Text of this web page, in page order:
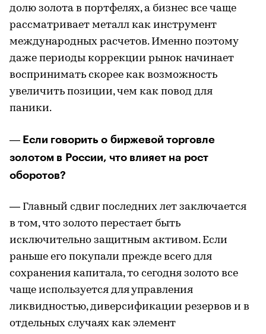
долю золота в портфелях, а бизнес все чаще
рассматривает металл как инструмент
международных расчетов. Именно поэтому
даже периоды коррекции рынок начинает
воспринимать скорее как возможность
увеличить позиции, чем как повод для
паники.
— Если говорить о биржевой торговле
золотом в России, что влияет на рост
оборотов?
— Главный сдвиг последних лет заключается
в том, что золото перестает быть
исключительно защитным активом. Если
раньше его покупали прежде всего для
сохранения капитала, то сегодня золото все
чаще используется для управления
ликвидностью, диверсификации резервов и в
отдельных случаях как элемент